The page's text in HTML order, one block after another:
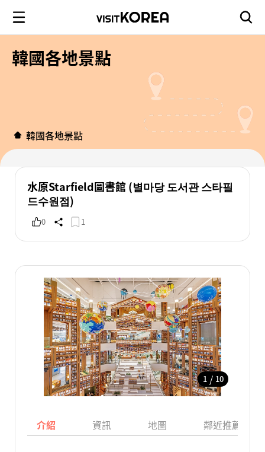
韓國各地景點
韓國各地景點
水原Starfield圖書館 (별마당 도서관 스타필
드수원점)
0 1
1 / 10
介紹 資訊 地圖 鄰近推薦景點